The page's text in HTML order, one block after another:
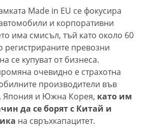
Made in EU се фокусира
и корпоративни
има смисъл, тъй като около 60
регистрираните превозни
се купуват от бизнеса.
очевидно е страхотна
производители във
Япония и Южна Корея, като им
да се борят с Китай и
на свръхкапацитет.